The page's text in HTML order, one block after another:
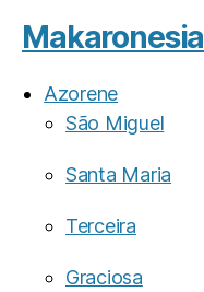
Makaronesia
Azorene
São Miguel
Santa Maria
Terceira
Graciosa